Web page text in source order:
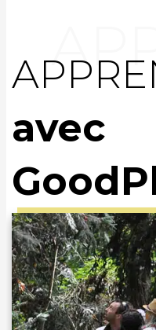
avec